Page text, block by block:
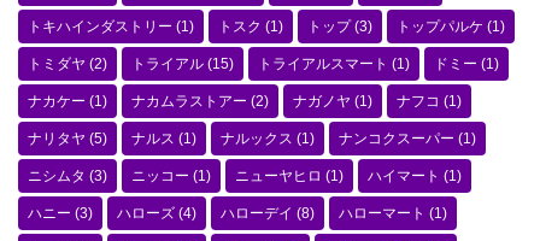
トキハインダストリー (1) トスク (1) トップ(3) トップパルケ (1)
トミダヤ (2) トライアル (15) トライアルスマート (1) ドミー (1)
ナカケー (1) ナカムラストアー (2) ナガノヤ (1) ナフコ (1)
ナリタヤ (5) ナルス (1) ナルックス (1) ナンコクスーパー (1)
ニシムタ (3) ニッコー (1) ニューヤヒロ (1) ハイマート (1)
ハニー (3) ハローズ (4) ハローデイ (8) ハローマート (1)